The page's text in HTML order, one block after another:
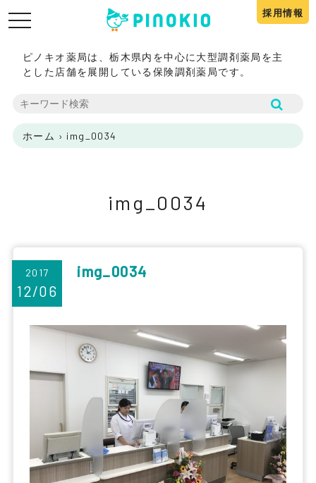
toggle
採用情報
ピノキオ薬局は、栃木県内を中心に大型調剤薬局を主
とした店舗を展開している保険調剤薬局です。
ホーム › img_0034
img_0034
2017
12/06
img_0034